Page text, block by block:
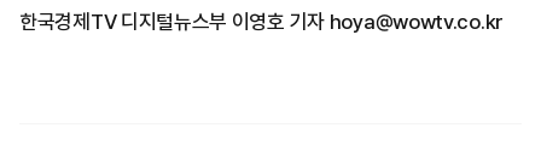
한국경제TV 디지털뉴스부 이영호 기자 hoya@wowtv.co.kr